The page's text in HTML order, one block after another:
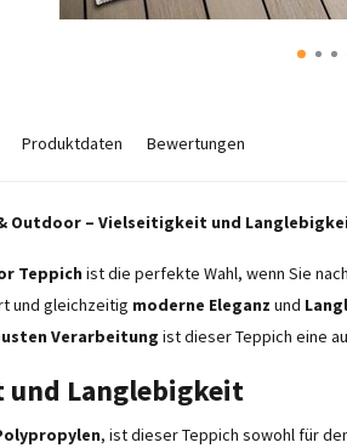
Produktdaten Bewertungen
Outdoor – Vielseitigkeit und
Teppich ist die perfekte Wahl, wenn Sie
und gleichzeitig moderne Eleganz und
Verarbeitung ist dieser Teppich eine
Langlebigkeit
, ist dieser Teppich sowohl für